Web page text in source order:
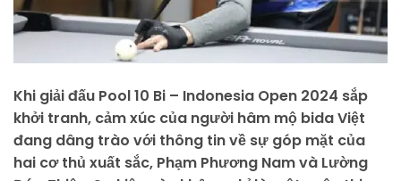
Khi giải đấu Pool 10 Bi – Indonesia Open 2024 sắp
khởi tranh, cảm xúc của người hâm mộ bida Việt
đang dâng trào với thông tin về sự góp mặt của
hai cơ thủ xuất sắc, Phạm Phương Nam và Lường